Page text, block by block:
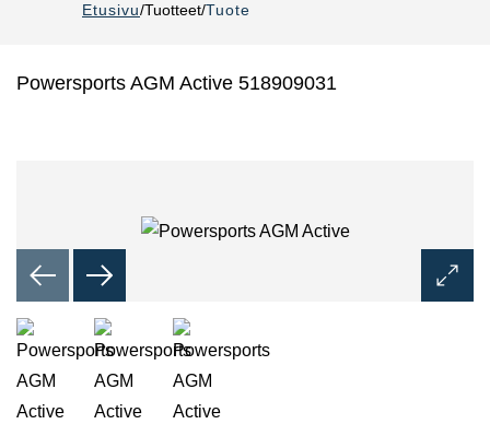
Etusivu Tuotteet Tuote
Powersports AGM Active 518909031
Avaa